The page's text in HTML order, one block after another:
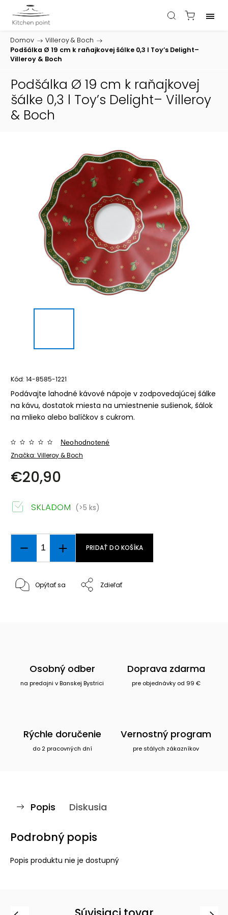
Domov / Villeroy & Boch /
Podšálka Ø 19 cm k raňajkovej šálke 0,3 l Toy’s Delight–
Villeroy & Boch
Podšálka Ø 19 cm k raňajkovej
šálke 0,3 l Toy’s Delight– Villeroy
& Boch
Kód: 14-8585-1221
Podávajte lahodné kávové nápoje v zodpovedajúcej šálke
na kávu, dostatok miesta na umiestnenie sušienok, šálok
na mlieko alebo balíčkov s cukrom.
Značka: Villeroy & Boch
Neohodnotené
€20,90
SKLADOM (>5 ks)
PRIDAŤ DO KOŠÍKA
Opýtať sa Zdieľať
Osobný odber
na predajni v Banskej Bystrici
Doprava zdarma
pre objednávky od 99 €
Rýchle doručenie
do 2 pracovných dní
Vernostný program
pre stálych zákazníkov
Popis Diskusia
Podrobný popis
Popis produktu nie je dostupný